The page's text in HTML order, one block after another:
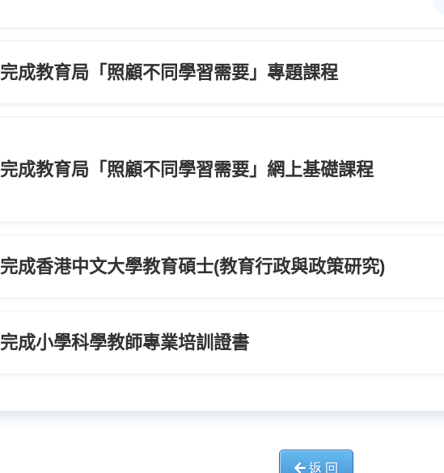
完成教育局「照顧不同學習需要」專題課程
完成教育局「照顧不同學習需要」網上基礎課程
完成香港中文大學教育碩士(教育行政與政策研究)
完成小學科學教師專業培訓證書
返 回